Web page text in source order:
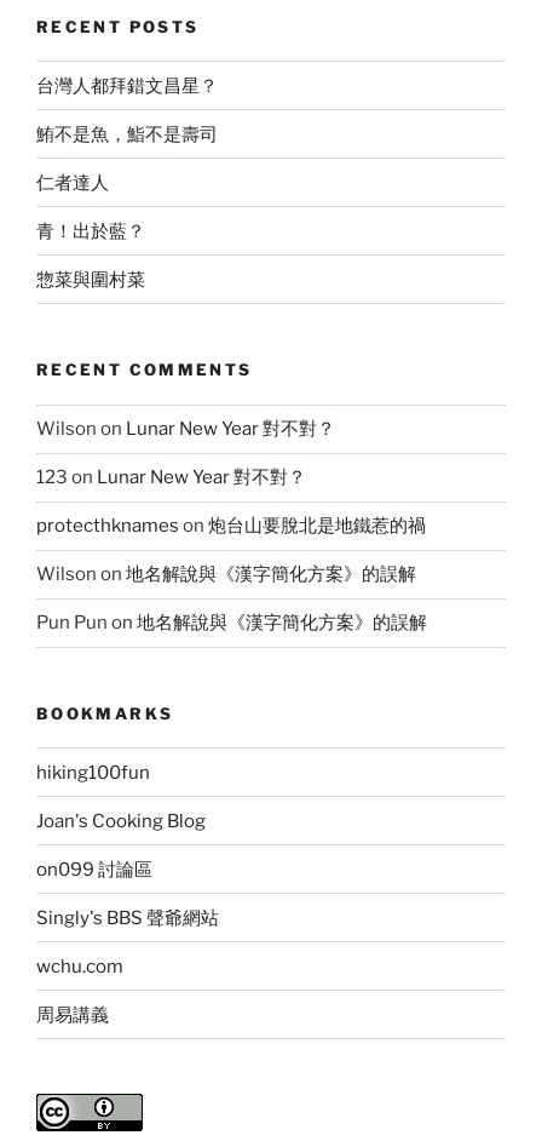
RECENT POSTS
台灣人都拜錯文昌星？
鮪不是魚，鮨不是壽司
仁者達人
青！出於藍？
惣菜與圍村菜
RECENT COMMENTS
Wilson on Lunar New Year 對不對？
123 on Lunar New Year 對不對？
protecthknames on 炮台山要脫北是地鐵惹的禍
Wilson on 地名解說與《漢字簡化方案》的誤解
Pun Pun on 地名解說與《漢字簡化方案》的誤解
BOOKMARKS
hiking100fun
Joan's Cooking Blog
on099 討論區
Singly's BBS 聲爺網站
wchu.com
周易講義